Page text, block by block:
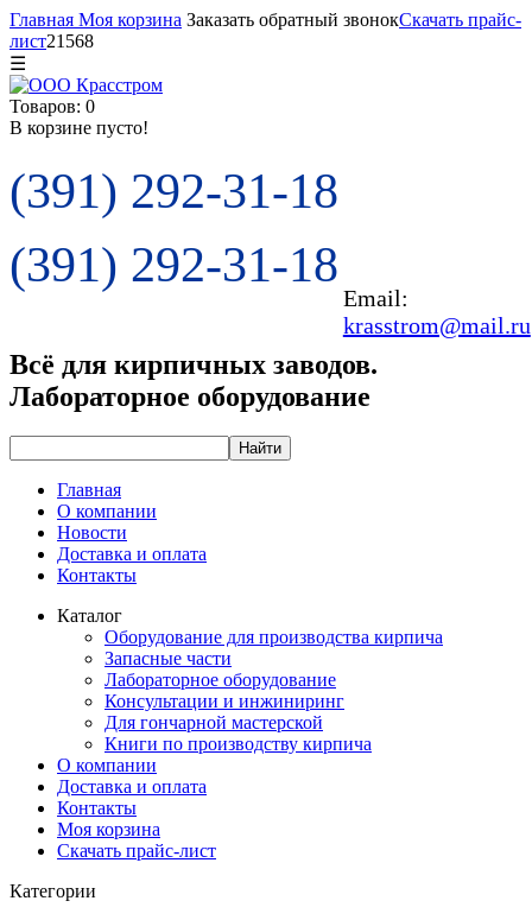
Главная Моя корзина Заказать обратный звонокСкачать прайс-
лист21568
☰
Товаров: 0
В корзине пусто!
(391) 292-31-18
(391) 292-31-18
Email:
krasstrom@mail.ru
Всё для кирпичных заводов.
Лабораторное оборудование
Главная
О компании
Новости
Доставка и оплата
Контакты
Каталог
Оборудование для производства кирпича
Запасные части
Лабораторное оборудование
Консультации и инжиниринг
Для гончарной мастерской
Книги по производству кирпича
О компании
Доставка и оплата
Контакты
Моя корзина
Скачать прайс-лист
Категории